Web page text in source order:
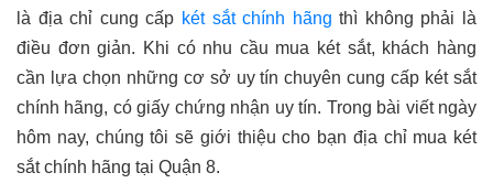
là địa chỉ cung cấp két sắt chính hãng thì không phải là
điều đơn giản. Khi có nhu cầu mua két sắt, khách hàng
cần lựa chọn những cơ sở uy tín chuyên cung cấp két sắt
chính hãng, có giấy chứng nhận uy tín. Trong bài viết ngày
hôm nay, chúng tôi sẽ giới thiệu cho bạn địa chỉ mua két
sắt chính hãng tại Quận 8.